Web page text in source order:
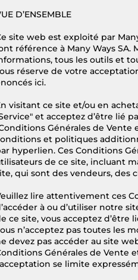
D’ENSEMBLE
site web est exploité par
référence à Many Ways SA.
tous les outils et
réserve de votre
ici.
visitant ce site et/ou en
et acceptez d’être lié
Générales de Vente
et politiques
hyperlien. Ces Conditions
de ce site, incluant
qui sont des vendeurs, des
lire attentivement ces
à ou d’utiliser notre
ce site, vous acceptez d’être
n’acceptez pas toutes les
devez pas accéder au site
Générales de Vente
se limite